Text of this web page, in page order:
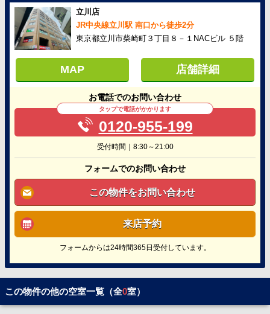
立川店
JR中央線立川駅 南口から徒歩2分
東京都立川市柴崎町３丁目８－１NACビル ５階
MAP 店舗詳細
お電話でのお問い合わせ
タップで電話がかかります
0120-955-199
受付時間｜8:30～21:00
フォームでのお問い合わせ
この物件をお問い合わせ
来店予約
フォームからは24時間365日受付しています。
この物件の他の空室一覧（全0室）